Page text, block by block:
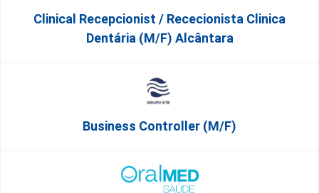
Clinical Recepcionist / Rececionista Clinica
Dentária (M/F) Alcântara
Business Controller (m/f)